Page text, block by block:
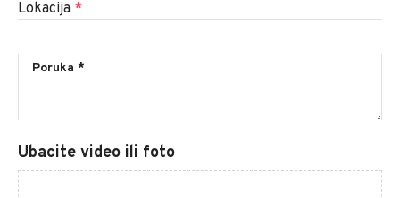
Lokacija *
Ubacite video ili foto